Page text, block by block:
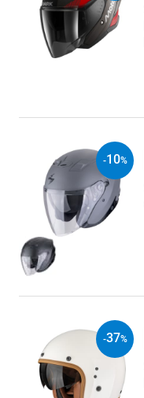
-10%
-37%